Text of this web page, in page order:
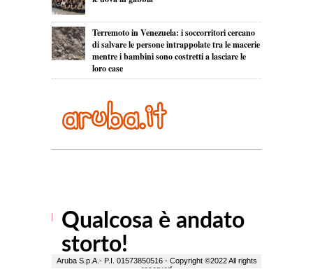
Terremoto in Venezuela: i soccorritori cercano
di salvare le persone intrappolate tra le macerie
mentre i bambini sono costretti a lasciare le
loro case